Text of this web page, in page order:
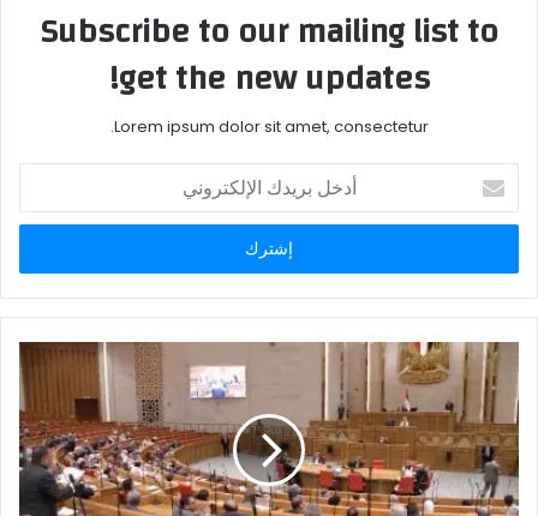
Subscribe to our mailing list to
get the new updates!
Lorem ipsum dolor sit amet, consectetur.
أدخل
بريدك
الإلكتروني